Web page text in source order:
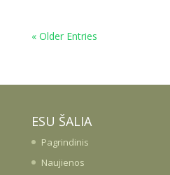
« Older Entries
ESU ŠALIA
Pagrindinis
Naujienos